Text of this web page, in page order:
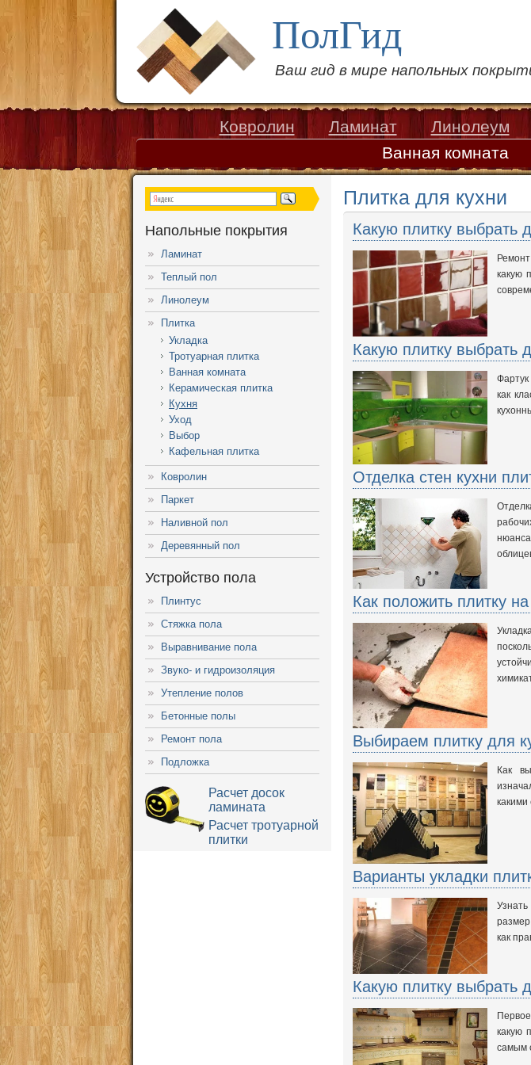
ПолГид
Ваш гид в мире напольных
Ковролин Ламинат Линолеум
Ванная комната
Плитка для кухни
Какую плитку выбрать
какую
Какую плитку выбрать
как
Отделка стен кухни
Как положить плитку
Выбираем плитку для
Как
какими
Варианты укладки
как
Какую плитку выбрать
какую
самым
Напольные покрытия
Ламинат
Теплый пол
Линолеум
Плитка
Укладка
Тротуарная плитка
Ванная комната
Керамическая плитка
Кухня
Уход
Выбор
Кафельная плитка
Ковролин
Паркет
Наливной пол
Деревянный пол
Устройство пола
Плинтус
Стяжка пола
Выравнивание пола
Звуко- и гидроизоляция
Утепление полов
Бетонные полы
Ремонт пола
Подложка
Расчет досок
ламината
Расчет тротуарной
плитки